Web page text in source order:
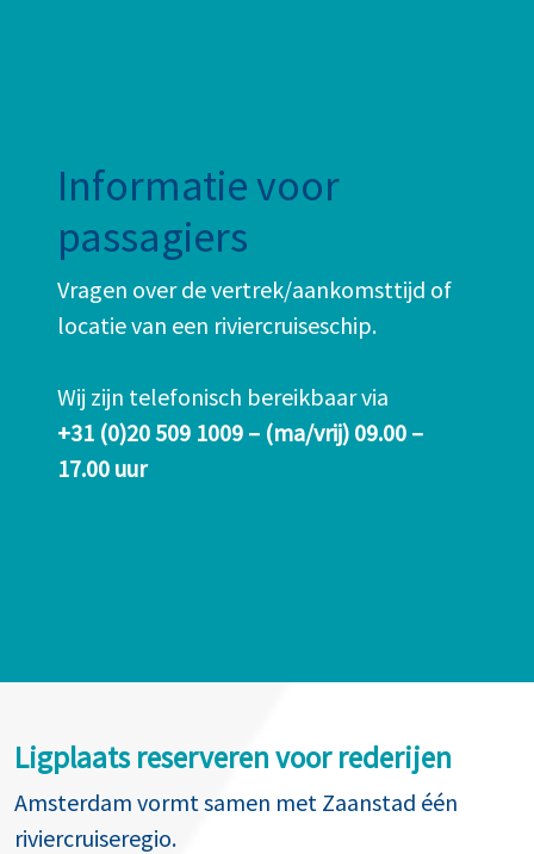
Informatie voor
passagiers
Vragen over de vertrek/aankomsttijd of
locatie van een riviercruiseschip.
Wij zijn telefonisch bereikbaar via
+31 (0)20 509 1009 – (ma/vrij) 09.00 –
17.00 uur
Ligplaats reserveren voor rederijen
Amsterdam vormt samen met Zaanstad één
riviercruiseregio.